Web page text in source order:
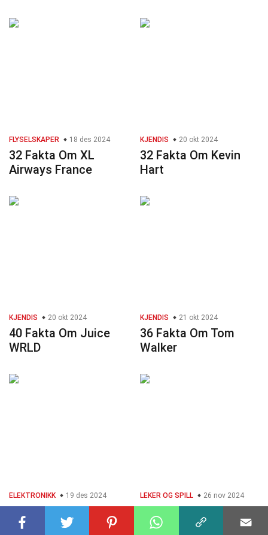
FLYSELSKAPER 18 des 2024
32 Fakta Om XL
Airways France
KJENDIS 20 okt 2024
32 Fakta Om Kevin
Hart
KJENDIS 20 okt 2024
40 Fakta Om Juice
WRLD
KJENDIS 21 okt 2024
36 Fakta Om Tom
Walker
ELEKTRONIKK 19 des 2024
40 Fakta Om Huawei
P50 Pro
LEKER OG SPILL 26 nov 2024
28 Fakta Om Untitled
Goose Game